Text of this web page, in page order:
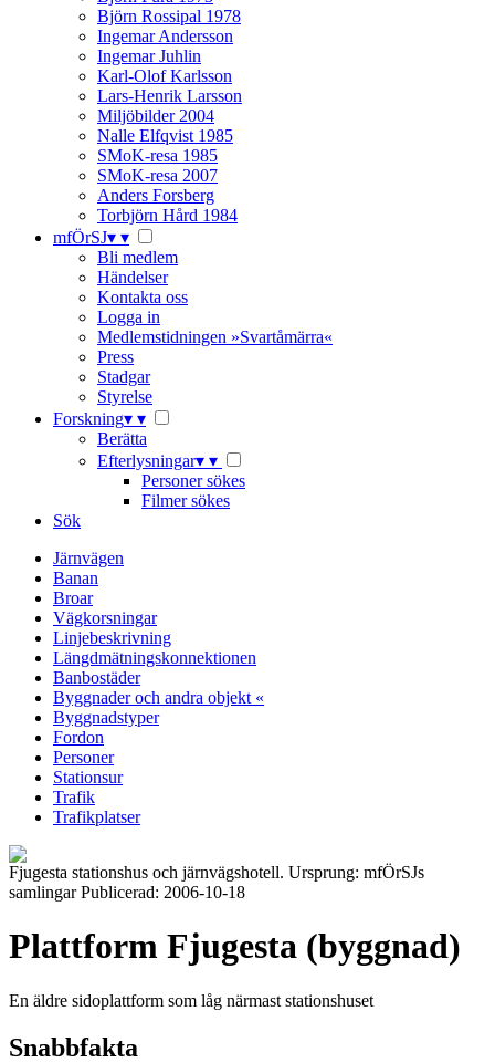
Björn Rossipal 1978
Ingemar Andersson
Ingemar Juhlin
Karl-Olof Karlsson
Lars-Henrik Larsson
Miljöbilder 2004
Nalle Elfqvist 1985
SMoK-resa 1985
SMoK-resa 2007
Anders Forsberg
Torbjörn Hård 1984
mfÖrSJ▾ ▾
Bli medlem
Händelser
Kontakta oss
Logga in
Medlemstidningen »Svartåmärra«
Press
Stadgar
Styrelse
Forskning▾ ▾
Berätta
Efterlysningar▾ ▾
Personer sökes
Filmer sökes
Sök
Järnvägen
Banan
Broar
Vägkorsningar
Linjebeskrivning
Längdmätningskonnektionen
Banbostäder
Byggnader och andra objekt «
Byggnadstyper
Fordon
Personer
Stationsur
Trafik
Trafikplatser
Fjugesta stationshus och järnvägshotell. Ursprung: mfÖrSJs
samlingar Publicerad: 2006-10-18
Plattform Fjugesta (byggnad)
En äldre sidoplattform som låg närmast stationshuset
Snabbfakta